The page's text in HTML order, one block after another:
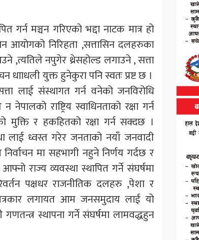
मञ्चन गरिएको भद्दा नाटक मात्र हो
आयोगको निरिहता ,सत्तासिन दलहरुका
,त्यतिले नपुगेर थ्रेसहोल्ड लगाउने , सत्ता
धााधली युक्त हुनेकुरा पनि स्वतः प्रष्ट छ ।
लाई संस्थागत गर्न वनेको जनविरोधि
राष्ट्रिय स्वाधिनताको रक्षा गर्न
र हकहितको रक्षा गर्न सक्दछ ।
लाई ध्वस्त गरेर जनताको नयाँ जनवादी
मा सहभागी नहुने निर्णय गर्दछ र
राज्य व्यवस्था स्थापित गर्ने संघर्षमा
पक्षधर राजनीतिक दलहरु ,पेशा र
लगायत आम जनसमुदाय लाई यो
स्थापना गर्ने संघर्षमा लामवद्धहुन